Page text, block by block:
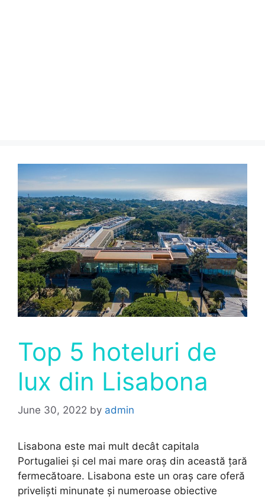
Top 5 hoteluri de
lux din Lisabona
June 30, 2022 by admin
Lisabona este mai mult decât capitala
Portugaliei și cel mai mare oraș din această țară
fermecătoare. Lisabona este un oraș care oferă
priveliști minunate și numeroase obiective